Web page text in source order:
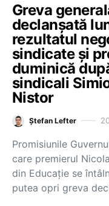
Greva
declanșată
rezultatul
sindicate și
duminică
sindicali
Nistor
Ștefan Lefter
Promisiunile
care premierul
din Educație se
putea opri greva